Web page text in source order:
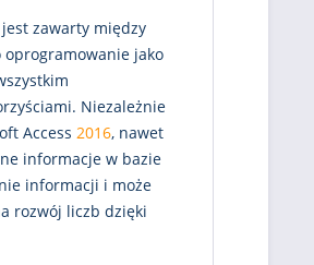
jest zawarty między
oprogramowanie jako
Niezależnie
Access 2016, nawet
informacje w bazie
informacji i może
rozwój liczb dzięki